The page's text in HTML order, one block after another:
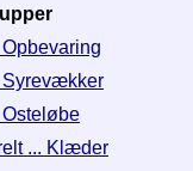
Opbevaring
Syrevækker
Osteløbe
... Klæder